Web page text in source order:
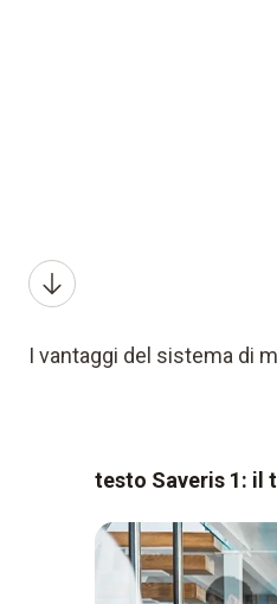
I vantaggi del sistema di
testo Saveris 1: il